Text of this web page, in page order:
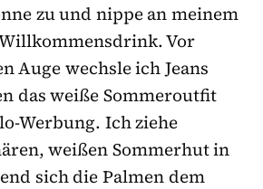
zu und nippe an meinem
Vor
Auge wechsle ich Jeans
das weiße Sommeroutfit
Werbung. Ich ziehe
weißen Sommerhut in
sich die Palmen dem